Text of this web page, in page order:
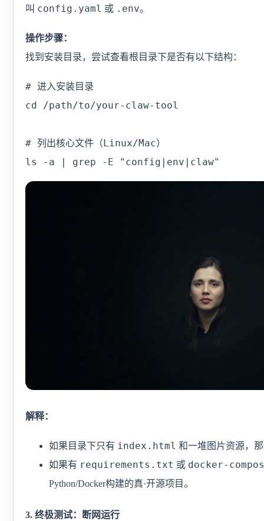
叫 config.yaml 或 .env。
操作步骤：
找到安装目录，尝试查看根目录下是否有以下结构：
# 进入安装目录
cd /path/to/your-claw-tool
# 列出核心文件（Linux/Mac）
ls -a | grep -E "config|env|claw"
解释：
如果目录下只有 index.html 和一堆图片资源，
如果有 requirements.txt 或 docker-
Python/Docker构建的真·开源项目。
3. 终极测试：断网运行